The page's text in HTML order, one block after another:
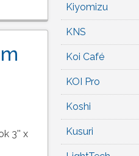
3'' x
Kiyomizu
KNS
Koi Café
KOI Pro
Koshi
Kusuri